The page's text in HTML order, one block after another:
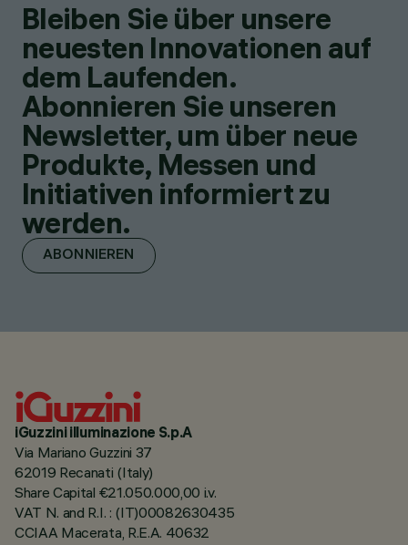
Bleiben Sie über unsere
neuesten Innovationen auf
dem Laufenden.
Abonnieren Sie unseren
Newsletter, um über neue
Produkte, Messen und
Initiativen informiert zu
werden.
ABONNIEREN
iGuzzini illuminazione S.p.A
Via Mariano Guzzini 37
62019 Recanati (Italy)
Share Capital €21.050.000,00 i.v.
VAT N. and R.I. : (IT)00082630435
CCIAA Macerata, R.E.A. 40632